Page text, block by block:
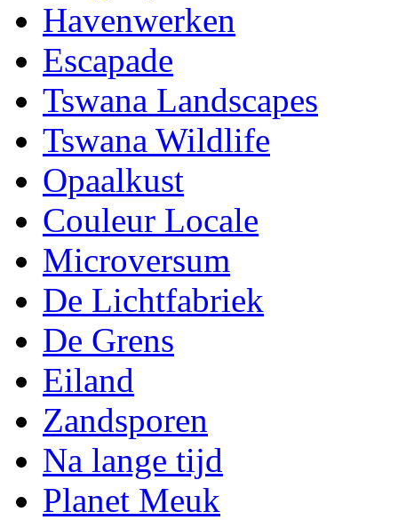
Havenwerken
Escapade
Tswana Landscapes
Tswana Wildlife
Opaalkust
Couleur Locale
Microversum
De Lichtfabriek
De Grens
Eiland
Zandsporen
Na lange tijd
Planet Meuk